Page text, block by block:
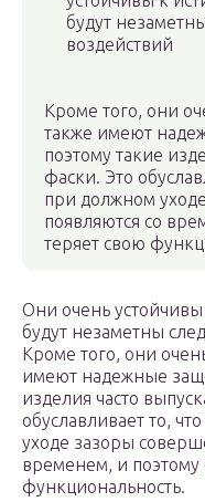
будут
воздействий
Кроме того, они
также имеют
поэтому такие
фаски. Это
при должном
появляются со
теряет свою
Они очень
будут незаметны
Кроме того, они
имеют надежные
изделия часто
обуславливает то,
уходе зазоры
временем, и поэтому
функциональность.